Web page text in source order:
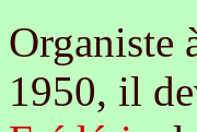
Organiste
1950, il